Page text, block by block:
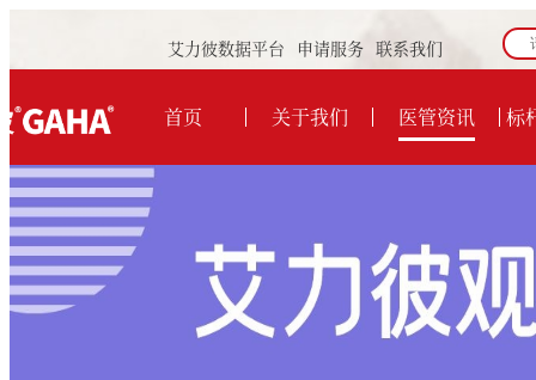
艾力彼数据平台 申请服务 联系我们
首页 关于我们 医管资讯 标